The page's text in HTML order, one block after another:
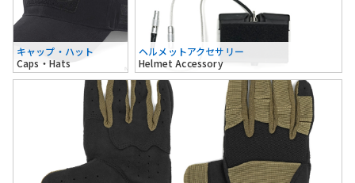
キャップ・ハット
Caps・Hats
ヘルメットアクセサリー
Helmet Accessory